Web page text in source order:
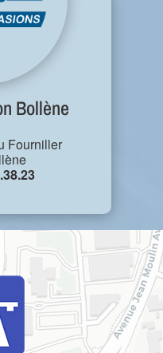
Bollène
Fourniller